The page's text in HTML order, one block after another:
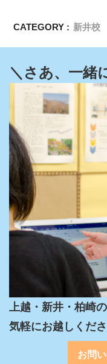
CATEGORY : 新井校
＼さあ、一緒
上越・新井・柏崎
気軽にお越しくだ
お問